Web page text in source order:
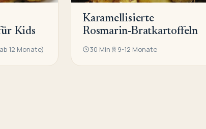
Kids
12 Monate)
Karamellisierte
Rosmarin-Bratkartoffeln
30 Min 9-12 Monate